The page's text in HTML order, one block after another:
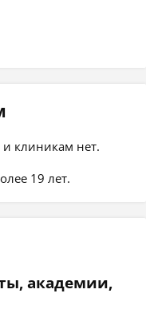
клиникам нет.
19 лет.
академии,